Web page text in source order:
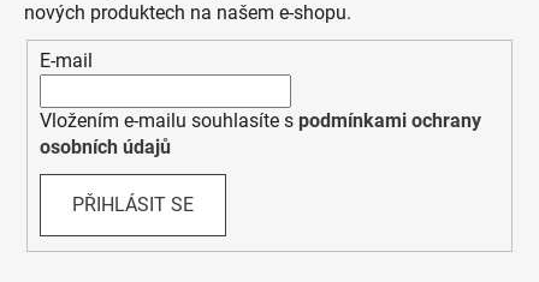
nových produktech na našem e-shopu.
E-mail
Vložením e-mailu souhlasíte s podmínkami ochrany
osobních údajů
PŘIHLÁSIT SE